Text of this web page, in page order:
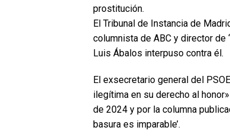
prostitución.
El Tribunal de Instancia de
columnista de ABC y director de
Luis Ábalos interpuso contra él.
El exsecretario general del
ilegítima en su derecho al
de 2024 y por la columna
basura es imparable’.